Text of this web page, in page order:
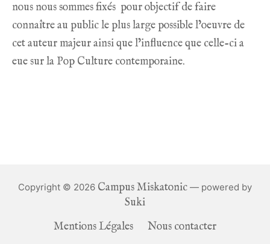
nous nous sommes fixés pour objectif de faire
connaître au public le plus large possible l’oeuvre de
cet auteur majeur ainsi que l’influence que celle-ci a
eue sur la Pop Culture contemporaine.
Copyright © 2026 Campus Miskatonic — powered by
Suki
Mentions Légales
Nous contacter